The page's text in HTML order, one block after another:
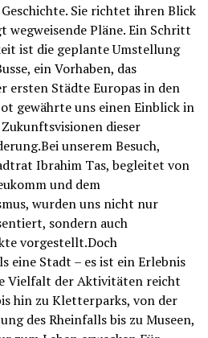
Sie richtet ihren Blick
wegweisende Pläne. Ein Schritt
ist die geplante Umstellung
ein Vorhaben, das
ersten Städte Europas in den
gewährte uns einen Einblick in
dieser
unserem Besuch,
Ibrahim Tas, begleitet von
und dem
wurden uns nicht nur
sondern auch
vorgestellt.Doch
eine Stadt – es ist ein Erlebnis
Vielfalt der Aktivitäten reicht
hin zu Kletterparks, von der
des Rheinfalls bis zu Museen,